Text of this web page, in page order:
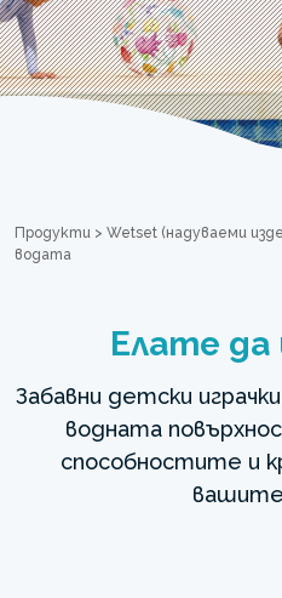
Продукти > Wetset (надуваеми
водата
Елате
Забавни детски
водната
способностите и